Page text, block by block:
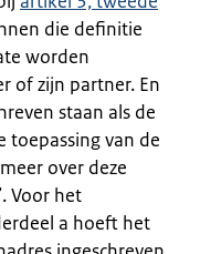
die definitie
worden
of zijn partner. En
staan als de
toepassing van de
over deze
’. Voor het
a hoeft het